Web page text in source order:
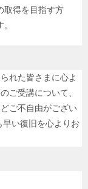
取得を目指す方
れた皆さまに心よ
ご受講について、
ご不自由がござい
い復旧を心よりお